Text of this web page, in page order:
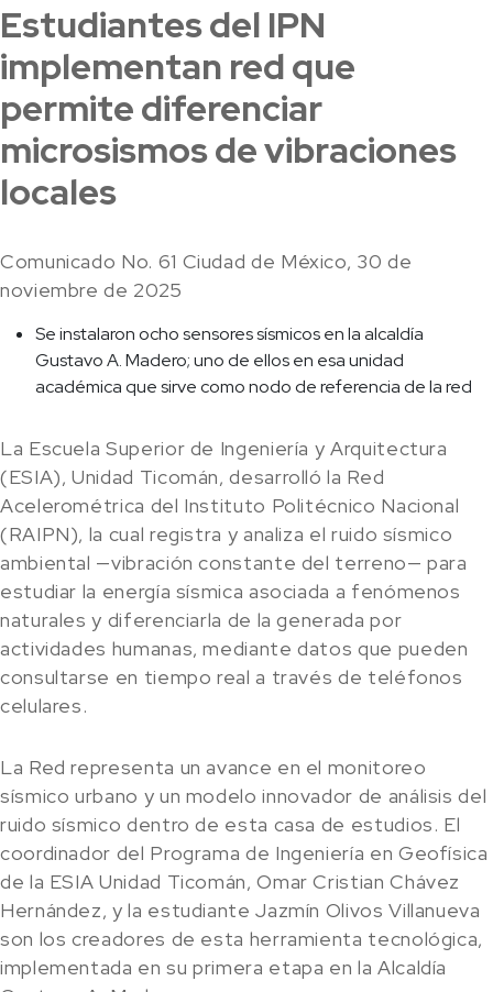
Estudiantes del IPN
implementan red que
permite diferenciar
microsismos de vibraciones
locales
Comunicado No. 61 Ciudad de México, 30 de
noviembre de 2025
Se instalaron ocho sensores sísmicos en la alcaldía
Gustavo A. Madero; uno de ellos en esa unidad
académica que sirve como nodo de referencia de la red
La Escuela Superior de Ingeniería y Arquitectura
(ESIA), Unidad Ticomán, desarrolló la Red
Acelerométrica del Instituto Politécnico Nacional
(RAIPN), la cual registra y analiza el ruido sísmico
ambiental —vibración constante del terreno— para
estudiar la energía sísmica asociada a fenómenos
naturales y diferenciarla de la generada por
actividades humanas, mediante datos que pueden
consultarse en tiempo real a través de teléfonos
celulares.
La Red representa un avance en el monitoreo
sísmico urbano y un modelo innovador de análisis del
ruido sísmico dentro de esta casa de estudios. El
coordinador del Programa de Ingeniería en Geofísica
de la ESIA Unidad Ticomán, Omar Cristian Chávez
Hernández, y la estudiante Jazmín Olivos Villanueva
son los creadores de esta herramienta tecnológica,
implementada en su primera etapa en la Alcaldía